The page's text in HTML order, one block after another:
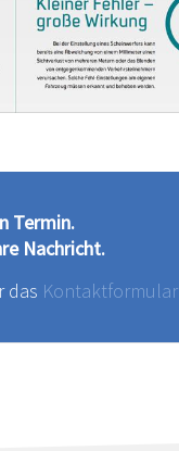
Termin.
Nachricht.
das Kontaktformular